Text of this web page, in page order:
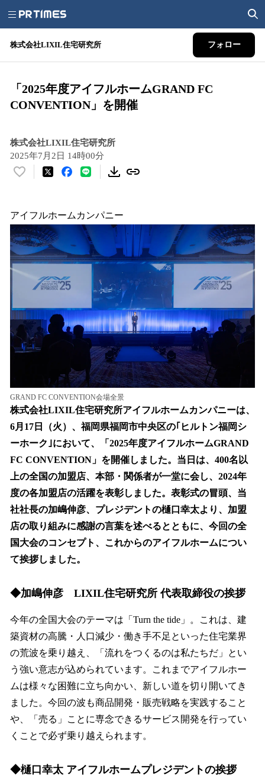
株式会社LIXIL住宅研究所 フォロー
「2025年度アイフルホームGRAND FC
CONVENTION」を開催
株式会社LIXIL住宅研究所
2025年7月2日 14時00分
い
！
数
を
読
み
で
す
アイフルホームカンパニー
GRAND FC CONVENTION会場全景
株式会社LIXIL住宅研究所アイフルホームカンパニーは、
6月17日（火）、福岡県福岡市中央区の｢ヒルトン福岡シ
ーホーク｣において、「2025年度アイフルホームGRAND
FC CONVENTION」を開催しました。当日は、400名以
上の全国の加盟店、本部・関係者が一堂に会し、2024年
度の各加盟店の活躍を表彰しました。表彰式の冒頭、当
社社長の加嶋伸彦、プレジデントの樋口幸太より、加盟
店の取り組みに感謝の言葉を述べるとともに、今回の全
国大会のコンセプト、これからのアイフルホームについ
て挨拶しました。
◆加嶋伸彦 LIXIL住宅研究所 代表取締役の挨拶
今年の全国大会のテーマは「Turn the tide」。これは、建
築資材の高騰・人口減少・働き手不足といった住宅業界
の荒波を乗り越え、「流れをつくるのは私たちだ」とい
う強い意志が込められています。これまでアイフルホー
ムは様々な困難に立ち向かい、新しい道を切り開いてき
ました。今回の波も商品開発・販売戦略を実践すること
や、「売る」ことに専念できるサービス開発を行ってい
くことで必ず乗り越えられます。
◆樋口幸太 アイフルホームプレジデントの挨拶